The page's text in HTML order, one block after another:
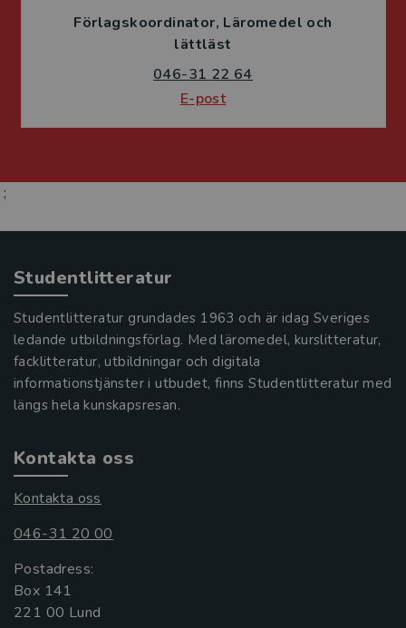
Förlagskoordinator Läromedel och
lättläst
046-31 22 64
E-post
;
Studentlitteratur
Studentlitteratur grundades 1963 och är idag Sveriges
ledande utbildningsförlag. Med läromedel, kurslitteratur,
facklitteratur, utbildningar och digitala
informationstjänster i utbudet, finns Studentlitteratur med
längs hela kunskapsresan.
Kontakta oss
Kontakta oss
046-31 20 00
Postadress:
Box 141
221 00 Lund